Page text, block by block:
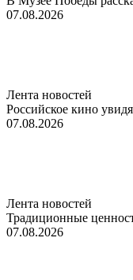
07.08.2026
Лента новостей
Российское кино
07.08.2026
Лента новостей
Традиционные
07.08.2026